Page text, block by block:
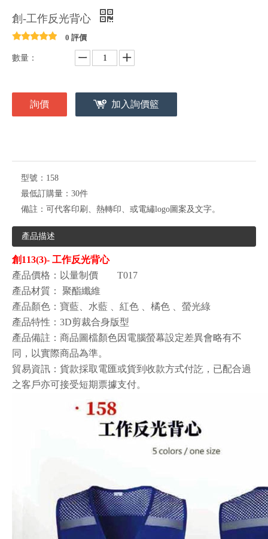
創-工作反光背心
0 評價
數量：
詢價 加入詢價籃
型號： 158
最低訂購量： 30件
備註： 可代客印刷、熱轉印、或電繡logo圖案及文字。
產品描述
創113(3)- 工作反光背心
產品價格：以量制價 T017
產品材質 ：
聚酯纖維
產品顏色 ：寶藍、水藍 、紅色 、橘色
、螢光綠
產品特性 ： 3D剪裁合身版型
產品備註：商品圖檔顏色因電腦螢幕設定差異會略有不
同，以實際商品為準。
貿易資訊：貨款採取電匯或貨到收款方式付訖，已配合過
之客戶亦可接受短期票據支付。